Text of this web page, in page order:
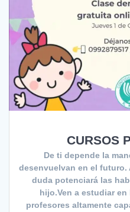
CURSOS
De ti depende la
desenvuelvan en el
duda potenciará las
hijo.Ven a estudiar
profesores altamente